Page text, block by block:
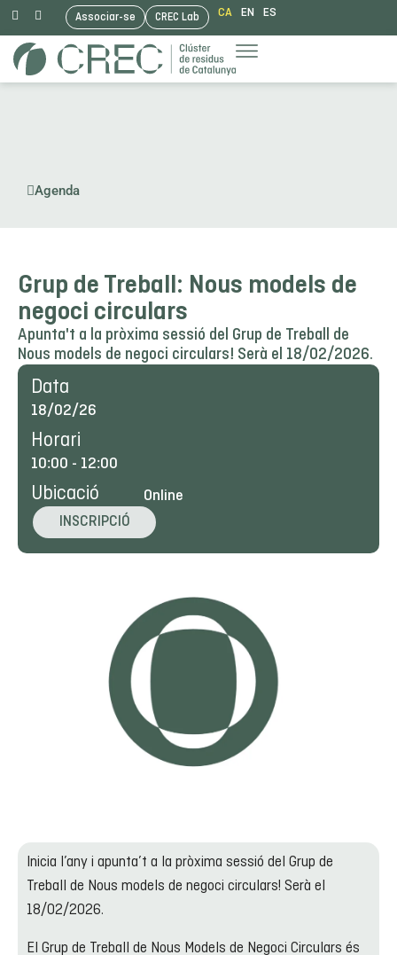
Vés
al
Associar-se CREC Lab CA EN ES
Agenda
Grup de Treball: Nous models de
negoci circulars
Apunta't a la pròxima sessió del Grup de Treball de
Nous models de negoci circulars! Serà el 18/02/2026.
Data
18/02/26
Horari
10:00 - 12:00
Ubicació Online
INSCRIPCIÓ
Inicia l’any i apunta’t a la pròxima sessió del Grup de
Treball de Nous models de negoci circulars! Serà el
18/02/2026.
El Grup de Treball de Nous Models de Negoci Circulars és